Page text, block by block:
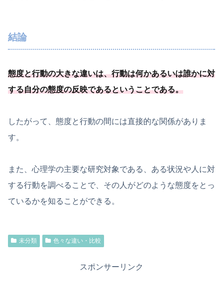
結論
態度と行動の大きな違いは、行動は何かあるいは誰かに対
する自分の態度の反映であるということである。
したがって、態度と行動の間には直接的な関係がありま
す。
また、心理学の主要な研究対象である、ある状況や人に対
する行動を調べることで、その人がどのような態度をとっ
ているかを知ることができる。
未分類 色々な違い・比較
スポンサーリンク